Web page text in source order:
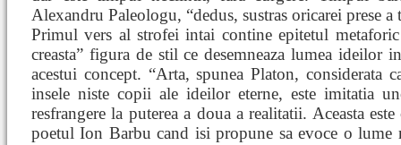
Alexandru Paleologu, “dedus, sustras oricarei prese
Primul vers al strofei intai contine epitetul
creasta” figura de stil ce desemneaza lumea ideilor
acestui concept. “Arta, spunea Platon, considerata
insele niste copii ale ideilor eterne, este imitatia
resfrangere la puterea a doua a realitatii. Aceasta
poetul Ion Barbu cand isi propune sa evoce o lume